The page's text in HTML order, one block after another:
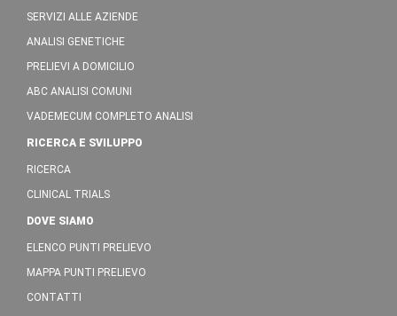
SERVIZI ALLE AZIENDE
ANALISI GENETICHE
PRELIEVI A DOMICILIO
ABC ANALISI COMUNI
VADEMECUM COMPLETO ANALISI
RICERCA E SVILUPPO
RICERCA
CLINICAL TRIALS
DOVE SIAMO
ELENCO PUNTI PRELIEVO
MAPPA PUNTI PRELIEVO
CONTATTI